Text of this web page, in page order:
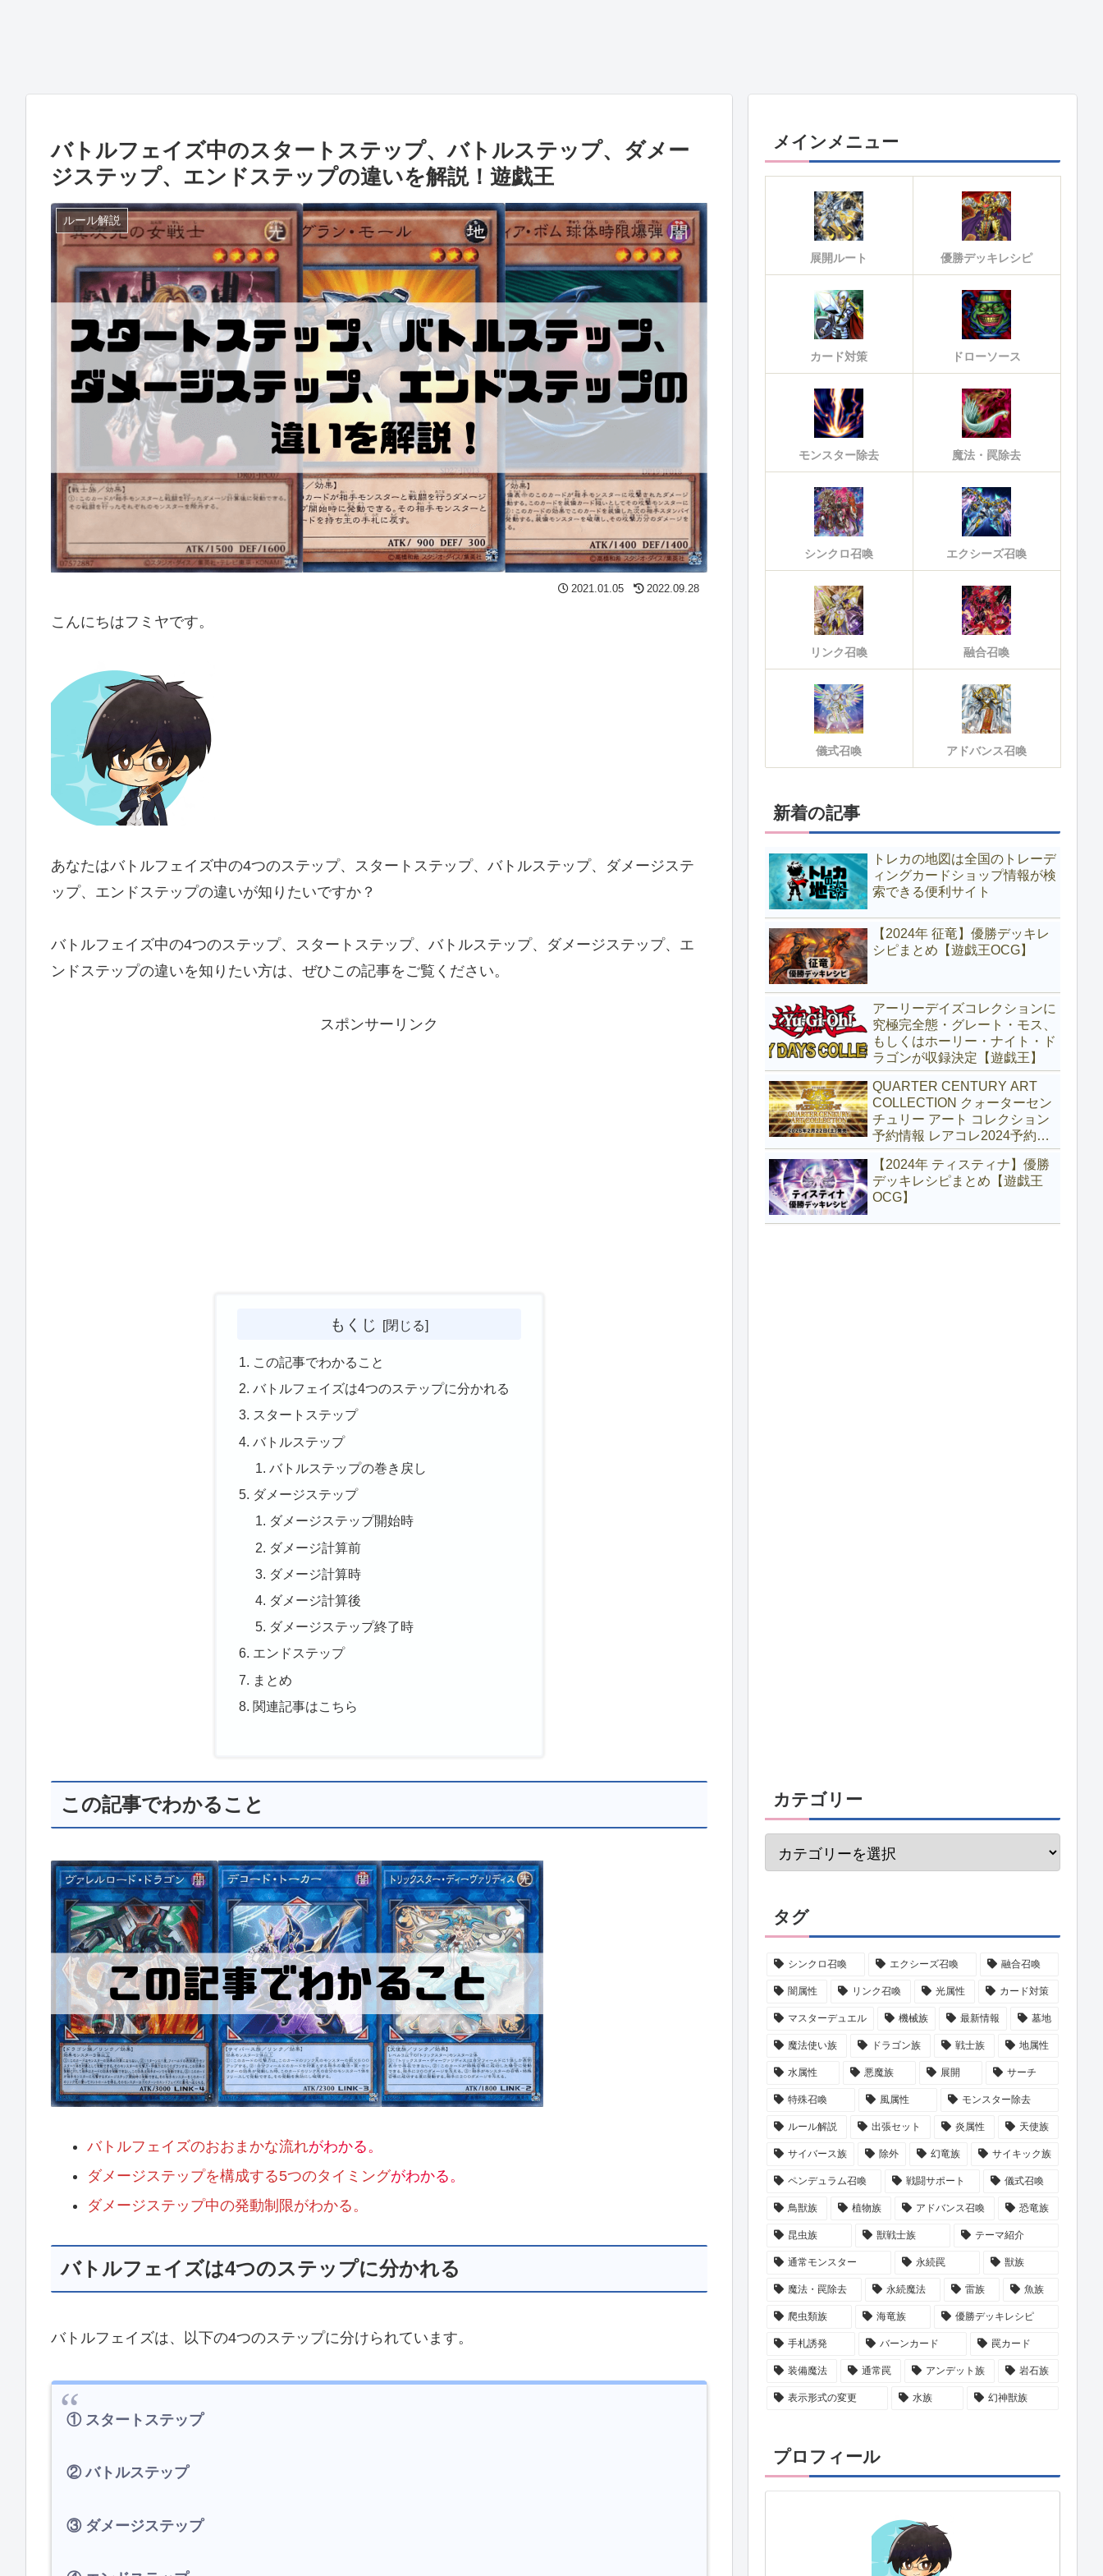
バトルフェイズ中のスタートステップ、バトルステップ、ダメー
ジステップ、エンドステップの違いを解説！遊戯王
ルール解説
2021.01.05 2022.09.28
こんにちはフミヤです。
あなたはバトルフェイズ中の4つのステップ、スタートステップ、バトルステップ、ダメージステ
ップ、エンドステップの違いが知りたいですか？
バトルフェイズ中の4つのステップ、スタートステップ、バトルステップ、ダメージステップ、エ
ンドステップの違いを知りたい方は、ぜひこの記事をご覧ください。
スポンサーリンク
もくじ
この記事でわかること
バトルフェイズは4つのステップに分かれる
スタートステップ
バトルステップ
バトルステップの巻き戻し
ダメージステップ
ダメージステップ開始時
ダメージ計算前
ダメージ計算時
ダメージ計算後
ダメージステップ終了時
エンドステップ
まとめ
関連記事はこちら
この記事でわかること
バトルフェイズのおおまかな流れがわかる。
ダメージステップを構成する5つのタイミングがわかる。
ダメージステップ中の発動制限がわかる。
バトルフェイズは4つのステップに分かれる
バトルフェイズは、以下の4つのステップに分けられています。
① スタートステップ
② バトルステップ
③ ダメージステップ
メインメニュー
展開ルート 優勝デッキレシピ
カード対策 ドローソース
モンスター除去 魔法・罠除去
シンクロ召喚 エクシーズ召喚
リンク召喚 融合召喚
儀式召喚 アドバンス召喚
新着の記事
トレカの地図は全国のトレーデ
ィングカードショップ情報が検
索できる便利サイト
【2024年 征竜】優勝デッキレ
シピまとめ【遊戯王OCG】
アーリーデイズコレクションに
究極完全態・グレート・モス、
もしくはホーリー・ナイト・ド
ラゴンが収録決定【遊戯王】
QUARTER CENTURY ART
COLLECTION クォーターセン
チュリー アート コレクション
予約情報 レアコレ2024予約
【遊戯王】
【2024年 ティスティナ】優勝
デッキレシピまとめ【遊戯王
OCG】
カテゴリー
タグ
シンクロ召喚 エクシーズ召喚 融合召喚
闇属性 リンク召喚 光属性 カード対策
マスターデュエル 機械族 最新情報 墓地
魔法使い族 ドラゴン族 戦士族 地属性
水属性 悪魔族 展開 サーチ
特殊召喚 風属性 モンスター除去
ルール解説 出張セット 炎属性 天使族
サイバース族 除外 幻竜族 サイキック族
ペンデュラム召喚 戦闘サポート 儀式召喚
鳥獣族 植物族 アドバンス召喚 恐竜族
昆虫族 獣戦士族 テーマ紹介
通常モンスター 永続罠 獣族
魔法・罠除去 永続魔法 雷族 魚族
爬虫類族 海竜族 優勝デッキレシピ
手札誘発 バーンカード 罠カード
装備魔法 通常罠 アンデット族 岩石族
表示形式の変更 水族 幻神獣族
プロフィール